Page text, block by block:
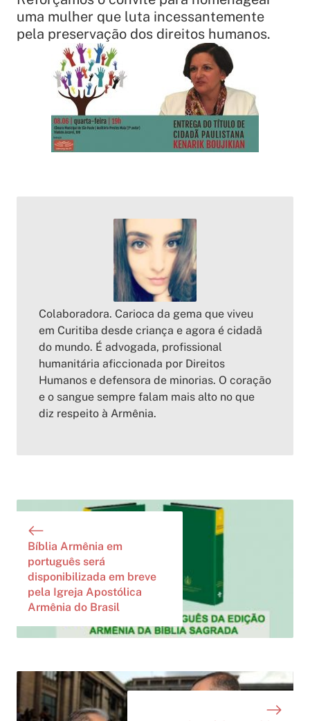
uma mulher que luta incessantemente
pela preservação dos direitos humanos.
Colaboradora. Carioca da gema que viveu
em Curitiba desde criança e agora é cidadã
do mundo. É advogada, profissional
humanitária aficcionada por Direitos
Humanos e defensora de minorias. O coração
e o sangue sempre falam mais alto no que
diz respeito à Armênia.
Bíblia Armênia em
português será
disponibilizada em breve
pela Igreja Apostólica
Armênia do Brasil